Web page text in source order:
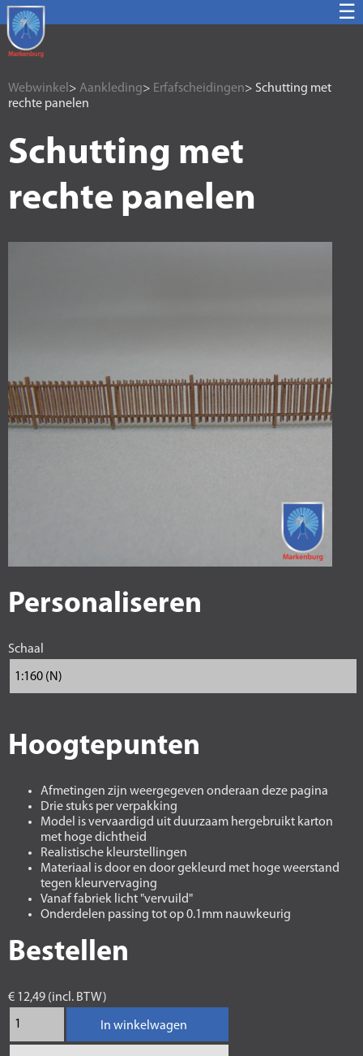
☰
Webwinkel > Aankleding> Erfafscheidingen> Schutting met
rechte panelen
Schutting met
rechte panelen
Personaliseren
Schaal
Hoogtepunten
Afmetingen zijn weergegeven onderaan deze pagina
Drie stuks per verpakking
Model is vervaardigd uit duurzaam hergebruikt karton
met hoge dichtheid
Realistische kleurstellingen
Materiaal is door en door gekleurd met hoge weerstand
tegen kleurvervaging
Vanaf fabriek licht "vervuild"
Onderdelen passing tot op 0.1mm nauwkeurig
Bestellen
€ 12,49 (incl. BTW)
In winkelwagen